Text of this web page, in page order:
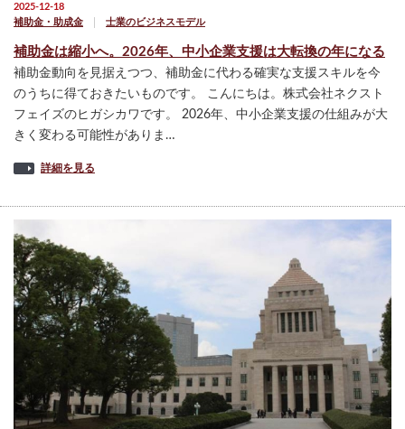
2025-12-18
補助金・助成金
士業のビジネスモデル
補助金は縮小へ。2026年、中小企業支援は大転換の年になる
補助金動向を見据えつつ、補助金に代わる確実な支援スキルを今
のうちに得ておきたいものです。 こんにちは。株式会社ネクスト
フェイズのヒガシカワです。 2026年、中小企業支援の仕組みが大
きく変わる可能性がありま…
詳細を見る